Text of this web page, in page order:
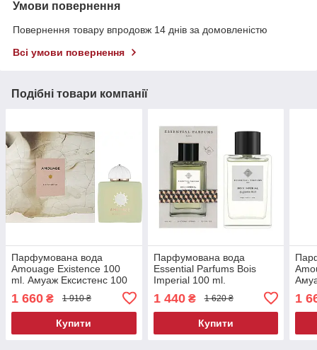
Умови повернення
Повернення товару впродовж 14 днів за домовленістю
Всі умови повернення
Подібні товари компанії
Парфумована вода
Amouage Existence 100
ml. Амуаж Ексистенс 100
1 660 ₴ 1 910 ₴
Купити
Парфумована вода
Essential Parfums Bois
Imperial 100 ml.
Бойс Імперіал 100 мл.
1 440₴ 1 620 ₴
Купити
1